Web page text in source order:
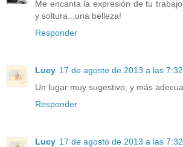
Me encanta la expresión de tu
y soltura...una belleza!
Responder
Lucy 17 de agosto de 2013 a las 7:32
Un lugar muy sugestivo, y más
Responder
Lucy 17 de agosto de 2013 a las 7:32